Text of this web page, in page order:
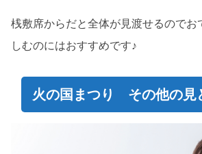
桟敷席からだと全体が見渡せるのでお
しむのにはおすすめです♪
火の国まつり その他の見